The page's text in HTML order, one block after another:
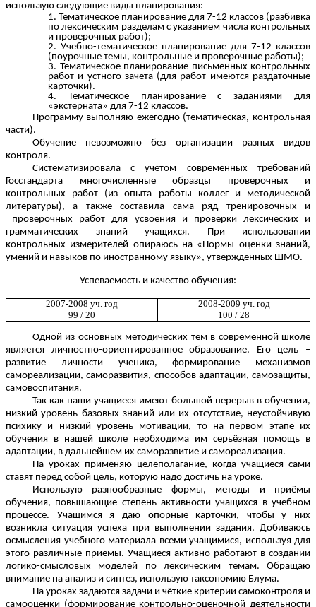
использую следующие виды планирования:
Тематическое планирование для 7-12 классов (разбивка
по лексическим разделам с указанием числа контрольных
и проверочных работ);
Учебно-тематическое планирование для 7-12 классов
(поурочные темы, контрольные и проверочные работы);
Тематическое планирование письменных контрольных
работ и устного зачёта (для работ имеются раздаточные
карточки).
Тематическое планирование с заданиями для
«экстерната» для 7-12 классов.
Программу выполняю ежегодно (тематическая, контрольная
части).
Обучение невозможно без организации разных видов
контроля.
Систематизировала с учётом современных требований
Госстандарта многочисленные образцы проверочных и
контрольных работ (из опыта работы коллег и методической
литературы), а также составила сама ряд тренировочных и
проверочных работ для усвоения и проверки лексических и
грамматических знаний учащихся. При использовании
контрольных измерителей опираюсь на «Нормы оценки знаний,
умений и навыков по иностранному языку», утверждённых ШМО.
Успеваемость и качество обучения:
2007-2008 уч. год
2008-2009 уч. год
99 / 20
100 / 28
Одной из основных методических тем в современной школе
является личностно-ориентированное образование. Его цель –
развитие личности ученика, формирование механизмов
самореализации, саморазвития, способов адаптации, самозащиты,
самовоспитания.
Так как наши учащиеся имеют большой перерыв в обучении,
низкий уровень базовых знаний или их отсутствие, неустойчивую
психику и низкий уровень мотивации, то на первом этапе их
обучения в нашей школе необходима им серьёзная помощь в
адаптации, в дальнейшем их саморазвитие и самореализация.
На уроках применяю целеполагание, когда учащиеся сами
ставят перед собой цель, которую надо достичь на уроке.
Использую разнообразные формы, методы и приёмы
обучения, повышающие степень активности учащихся в учебном
процессе. Учащимся я даю опорные карточки, чтобы у них
возникла ситуация успеха при выполнении задания. Добиваюсь
осмысления учебного материала всеми учащимися, используя для
этого различные приёмы. Учащиеся активно работают в создании
логико-смысловых моделей по лексическим темам. Обращаю
внимание на анализ и синтез, использую таксономию Блума.
На уроках задаются задачи и чёткие критерии самоконтроля и
самооценки (формирование контрольно-оценочной деятельности